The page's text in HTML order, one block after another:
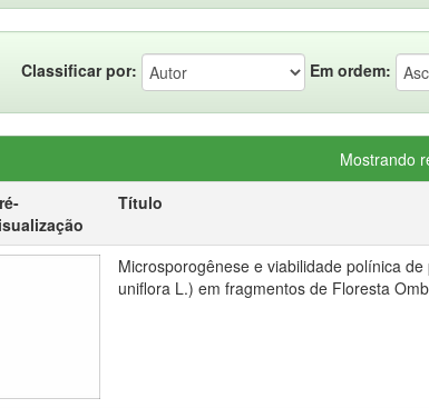
Classificar por: Em ordem:
Mostrando
Título
Microsporogênese e viabilidade polínica
uniflora L.) em fragmentos de Floresta